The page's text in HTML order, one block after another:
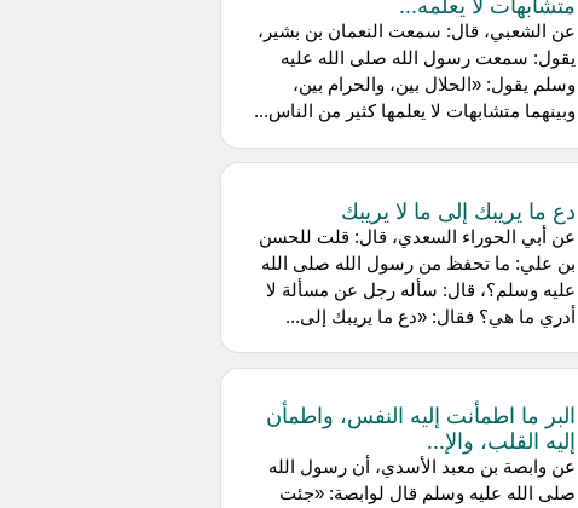
عن الشعبي، قال: سمعت النعمان بن بشير،
يقول: سمعت رسول الله صلى الله عليه
وسلم يقول: «الحلال بين، والحرام بين،
وبينهما متشابهات لا يعلمها كثير من الناس...
دع ما يريبك إلى ما لا يريبك
عن أبي الحوراء السعدي، قال: قلت للحسن
بن علي: ما تحفظ من رسول الله صلى الله
عليه وسلم؟، قال: سأله رجل عن مسألة لا
أدري ما هي؟ فقال: «دع ما يريبك إلى...
البر ما اطمأنت إليه النفس، واطمأن
إليه القلب، والإ...
عن وابصة بن معبد الأسدي، أن رسول الله
صلى الله عليه وسلم قال لوابصة: «جئت